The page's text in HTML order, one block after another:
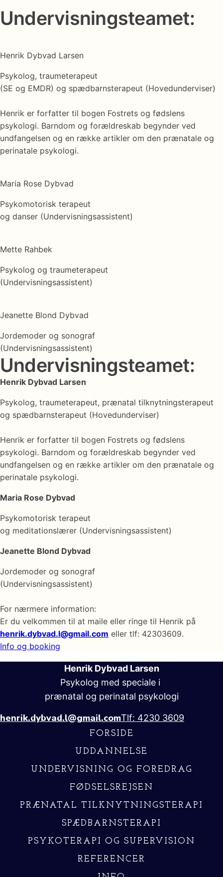
Undervisningsteamet:
Henrik Dybvad Larsen
Psykolog, traumeterapeut
(SE og EMDR) og spædbarnsterapeut (Hovedunderviser)
Henrik er forfatter til bogen Fostrets og fødslens
psykologi. Barndom og forældreskab begynder ved
undfangelsen og en række artikler om den prænatale og
perinatale psykologi.
Maria Rose Dybvad
Psykomotorisk terapeut
og danser (Undervisningsassistent)
Mette Rahbek
Psykolog og traumeterapeut
(Undervisningsassistent)
Jeanette Blond Dybvad
Jordemoder og sonograf
(Undervisningsassistent)
Undervisningsteamet:
Henrik Dybvad Larsen
Psykolog, traumeterapeut, prænatal tilknytningsterapeut
og spædbarnsterapeut (Hovedunderviser)
Henrik er forfatter til bogen Fostrets og fødslens
psykologi. Barndom og forældreskab begynder ved
undfangelsen og en række artikler om den prænatale og
perinatale psykologi.
Maria Rose Dybvad
Psykomotorisk terapeut
og meditationslærer (Undervisningsassistent)
Jeanette Blond Dybvad
Jordemoder og sonograf
(Undervisningsassistent)
For nærmere information:
Er du velkommen til at maile eller ringe til Henrik på
henrik.dybvad.l@gmail.com eller tlf: 42303609.
Info og booking
Henrik Dybvad Larsen
Psykolog med speciale i
prænatal og perinatal psykologi
henrik.dybvad.l@gmail.comTlf: 4230 3609
FORSIDE
UDDANNELSE
UNDERVISNING OG FOREDRAG
FØDSELSREJSEN
PRÆNATAL TILKNYTNINGSTERAPI
SPÆDBARNSTERAPI
PSYKOTERAPI OG SUPERVISION
REFERENCER